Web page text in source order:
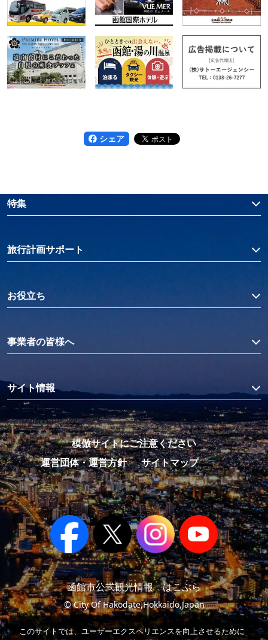
シェア
特集
旅行計画サポート
お役立ち
事業者の皆様へ
サイト情報
模倣サイトにご注意ください
運営団体・運営方針
サイトマップ
函館市公式観光情報 はこぶら
© City Of Hakodate,Hokkaido,Japan
このサイトでは、ユーザーエクスペリエンスを向上させるために